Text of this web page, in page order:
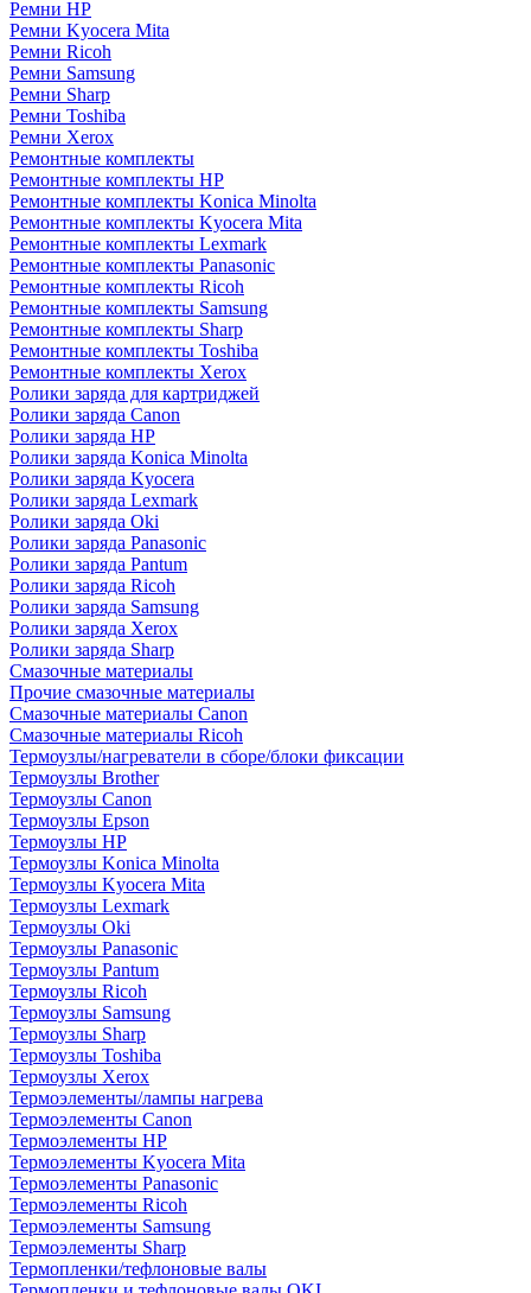
Ремни HP
Ремни Kyocera Mita
Ремни Ricoh
Ремни Samsung
Ремни Sharp
Ремни Toshiba
Ремни Xerox
Ремонтные комплекты
Ремонтные комплекты HP
Ремонтные комплекты Konica Minolta
Ремонтные комплекты Kyocera Mita
Ремонтные комплекты Lexmark
Ремонтные комплекты Panasonic
Ремонтные комплекты Ricoh
Ремонтные комплекты Samsung
Ремонтные комплекты Sharp
Ремонтные комплекты Toshiba
Ремонтные комплекты Xerox
Ролики заряда для картриджей
Ролики заряда Canon
Ролики заряда HP
Ролики заряда Konica Minolta
Ролики заряда Kyocera
Ролики заряда Lexmark
Ролики заряда Oki
Ролики заряда Panasonic
Ролики заряда Pantum
Ролики заряда Ricoh
Ролики заряда Samsung
Ролики заряда Xerox
Ролики заряда Sharp
Смазочные материалы
Прочие смазочные материалы
Смазочные материалы Canon
Смазочные материалы Ricoh
Термоузлы/нагреватели в сборе/блоки фиксации
Термоузлы Brother
Термоузлы Canon
Термоузлы Epson
Термоузлы HP
Термоузлы Konica Minolta
Термоузлы Kyocera Mita
Термоузлы Lexmark
Термоузлы Oki
Термоузлы Panasonic
Термоузлы Pantum
Термоузлы Ricoh
Термоузлы Samsung
Термоузлы Sharp
Термоузлы Toshiba
Термоузлы Xerox
Термоэлементы/лампы нагрева
Термоэлементы Canon
Термоэлементы HP
Термоэлементы Kyocera Mita
Термоэлементы Panasonic
Термоэлементы Ricoh
Термоэлементы Samsung
Термоэлементы Sharp
Термопленки/тефлоновые валы